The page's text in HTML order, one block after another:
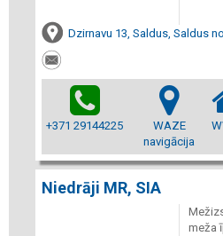
Dzirnavu 13, Saldus, Saldus
+371 29144225
WAZE
navigācija
Niedrāji MR, SIA
meža